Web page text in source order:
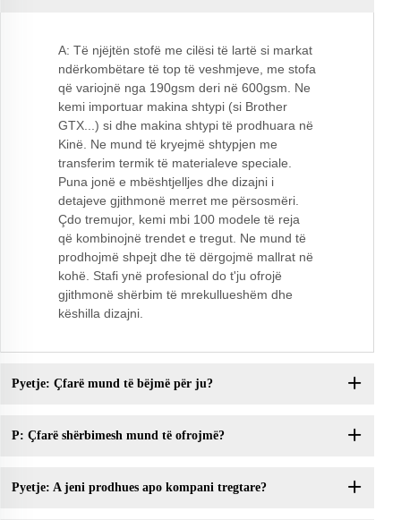
A: Të njëjtën stofë me cilësi të lartë si markat
ndërkombëtare të top të veshmjeve, me stofa
që variojnë nga 190gsm deri në 600gsm. Ne
kemi importuar makina shtypi (si Brother
GTX...) si dhe makina shtypi të prodhuara në
Kinë. Ne mund të kryejmë shtypjen me
transferim termik të materialeve speciale.
Puna jonë e mbështjelljes dhe dizajni i
detajeve gjithmonë merret me përsosmëri.
Çdo tremujor, kemi mbi 100 modele të reja
që kombinojnë trendet e tregut. Ne mund të
prodhojmë shpejt dhe të dërgojmë mallrat në
kohë. Stafi ynë profesional do t'ju ofrojë
gjithmonë shërbim të mrekullueshëm dhe
këshilla dizajni.
Pyetje: Çfarë mund të bëjmë për ju?
P: Çfarë shërbimesh mund të ofrojmë?
Pyetje: A jeni prodhues apo kompani tregtare?